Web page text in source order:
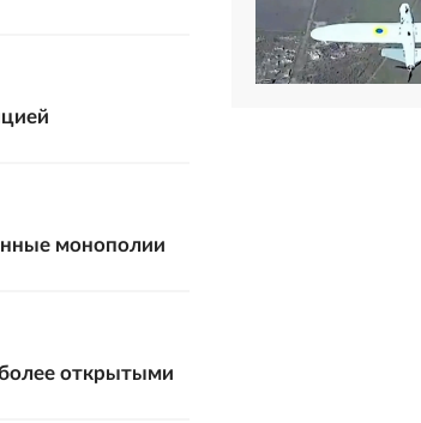
монополии
открытыми